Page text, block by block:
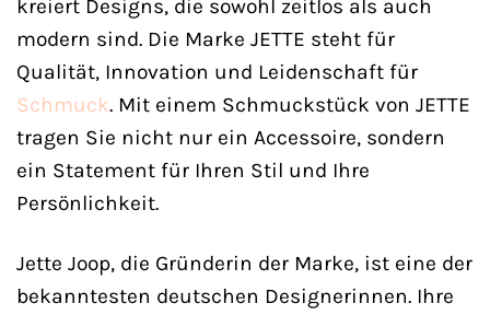
kreiert Designs, die sowohl zeitlos als auch
modern sind. Die Marke JETTE steht für
Qualität, Innovation und Leidenschaft für
Schmuck. Mit einem Schmuckstück von JETTE
tragen Sie nicht nur ein Accessoire, sondern
ein Statement für Ihren Stil und Ihre
Persönlichkeit.
Jette Joop, die Gründerin der Marke, ist eine der
bekanntesten deutschen Designerinnen. Ihre